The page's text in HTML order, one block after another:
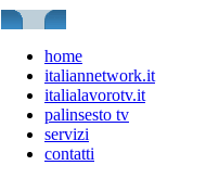
home
italiannetwork.it
italialavorotv.it
palinsesto tv
servizi
contatti